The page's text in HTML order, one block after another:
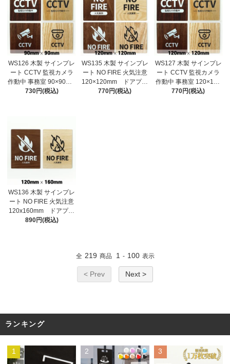
WS126 木製 サインプレ
ート CCTV 監視カメラ
作動中 事務室 90×90mm
ドアプレート ドアサ
730円(税込)
WS135 木製 サインプレ
ート NO FIRE 火気注意
120×120mm ドアプレ
ート ドアサイン ウッ
770円(税込)
WS127 木製 サインプレ
ート CCTV 監視カメラ
作動中 事務室 120×120
mm ドアプレート ド
770円(税込)
WS136 木製 サインプレ
ート NO FIRE 火気注意
120x160mm ドアプレ
ート ドアサイン ウッ
890円(税込)
全 219 商品 1 - 100 表示
< Prev Next >
ランキング
1 2 3